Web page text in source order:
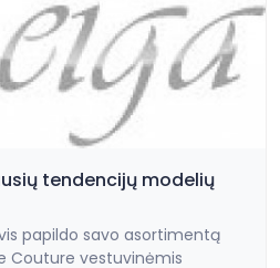
tendencijų modelių
papildo savo asortimentą
Couture vestuvinėmis